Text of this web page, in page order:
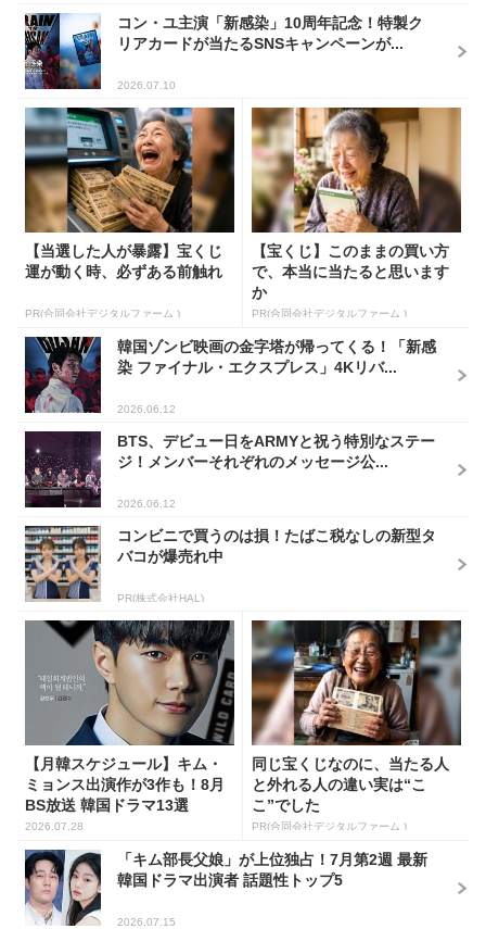
コン・ユ主演「新感染」10周年記念！特製ク
リアカードが当たるSNSキャンペーンが...
2026.07.10
【当選した人が暴露】宝くじ
運が動く時、必ずある前触れ
PR(合同会社デジタルファーム )
【宝くじ】このままの買い方
で、本当に当たると思います
か
PR(合同会社デジタルファーム )
韓国ゾンビ映画の金字塔が帰ってくる！「新感
染 ファイナル・エクスプレス」4Kリバ...
2026.06.12
BTS、デビュー日をARMYと祝う特別なステー
ジ！メンバーそれぞれのメッセージ公...
2026.06.12
コンビニで買うのは損！たばこ税なしの新型タ
バコが爆売れ中
PR(株式会社HAL)
【月韓スケジュール】キム・
ミョンス出演作が3作も！8月
BS放送 韓国ドラマ13選
2026.07.28
同じ宝くじなのに、当たる人
と外れる人の違い実は“こ
こ”でした
PR(合同会社デジタルファーム )
「キム部長父娘」が上位独占！7月第2週 最新
韓国ドラマ出演者 話題性トップ5
2026.07.15